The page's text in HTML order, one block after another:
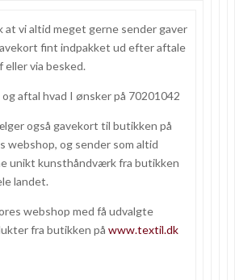
at vi altid meget gerne sender gaver
fint indpakket ud efter aftale
eller via besked.
og aftal hvad I ønsker på 70201042
også gavekort til butikken på
webshop, og sender som altid
unikt kunsthåndværk fra butikken
landet.
webshop med få udvalgte
fra butikken på www.textil.dk